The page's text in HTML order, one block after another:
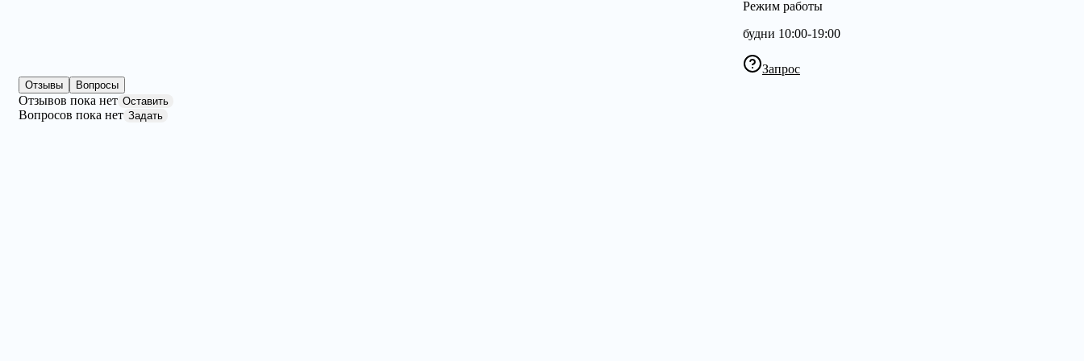
Режим работы
будни 10:00-19:00
Запрос
Отзывы Вопросы
Отзывов пока нет Оставить
Вопросов пока нет Задать